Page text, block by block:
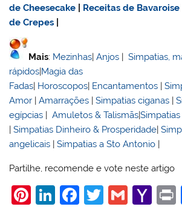
de Cheesecake
Receitas de Bavaroise
de Crepes
Mais: Mezinhas|Anjos |Simpatias,
rápidos|Magia das
Fadas| Horoscopos| Encantamentos |
Amor |Amarrações |Simpatias ciganas |
egípcias |Amuletos & Talismãs|
|Simpatias Dinheiro & Prosperidade|
angelicais |Simpatias a Sto Antonio |
Partilhe, recomende e vote neste artigo
Pi Li F
T
G
Y